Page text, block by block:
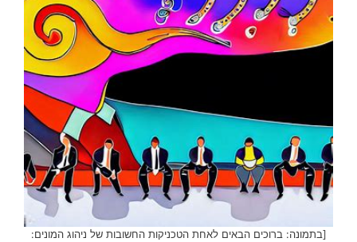
[בתמונה: ברוכים הבאים לאחת הטכניקות החשובות של ניהוג המונים: